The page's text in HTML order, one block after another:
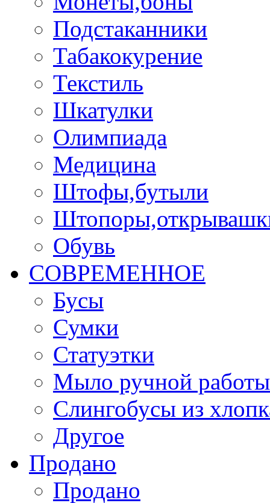
Подстаканники
Табакокурение
Текстиль
Шкатулки
Олимпиада
Медицина
Штофы,бутыли
Обувь
СОВРЕМЕННОЕ
Бусы
Сумки
Статуэтки
Мыло ручной работы
Слингобусы из
Другое
Продано
Продано